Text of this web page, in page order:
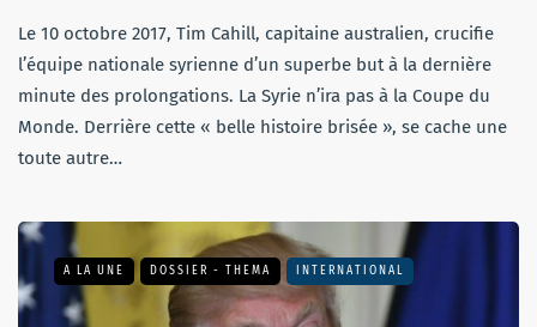
Le 10 octobre 2017, Tim Cahill, capitaine australien, crucifie
l’équipe nationale syrienne d’un superbe but à la dernière
minute des prolongations. La Syrie n’ira pas à la Coupe du
Monde. Derrière cette « belle histoire brisée », se cache une
toute autre…
A LA UNE DOSSIER - THEMA INTERNATIONAL